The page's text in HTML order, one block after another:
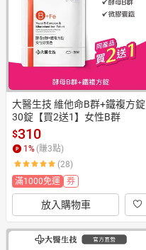
大醫生技 維他命B群+鐵複方錠
30錠【買2送1】女性B群
$310
1% (賺3點)
(28)
滿1000免運
券
放入購物車